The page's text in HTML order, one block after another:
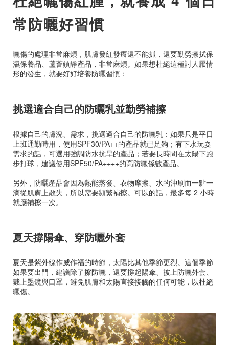
常防曬好習慣
曬傷的處理非常麻煩，肌膚發紅發癢還不能抓，還要勤勞擦拭保
濕保養品、蘆薈鎮靜產品，非常麻煩。如果想杜絕這種討人厭情
形的發生，就要好好培養防曬習慣：
挑選適合自己的防曬乳並勤勞補擦
根據自己的膚況、需求，挑選適合自己的防曬乳：如果只是平日
上班通勤時用，使用SPF30/PA++的產品就已足夠；有下水玩耍
需求的話，可選用強調防水抗旱的產品；若要長時間在太陽下跑
步打球，建議使用SPF50/PA++++的高防曬係數產品。
另外，防曬產品會因為熱能蒸發、衣物摩擦、水的沖刷而一點一
滴從肌膚上散失，所以需要頻繁補擦。可以的話，最多每 2 小時
就應補擦一次。
夏天撐陽傘、穿防曬外套
夏天是紫外線作威作福的時節，太陽比其他季節更烈。這個季節
如果要出門，建議除了擦防曬，還要撐起陽傘、披上防曬外套、
戴上墨鏡與口罩，避免肌膚和太陽直接接觸的任何可能，以杜絕
曬傷。